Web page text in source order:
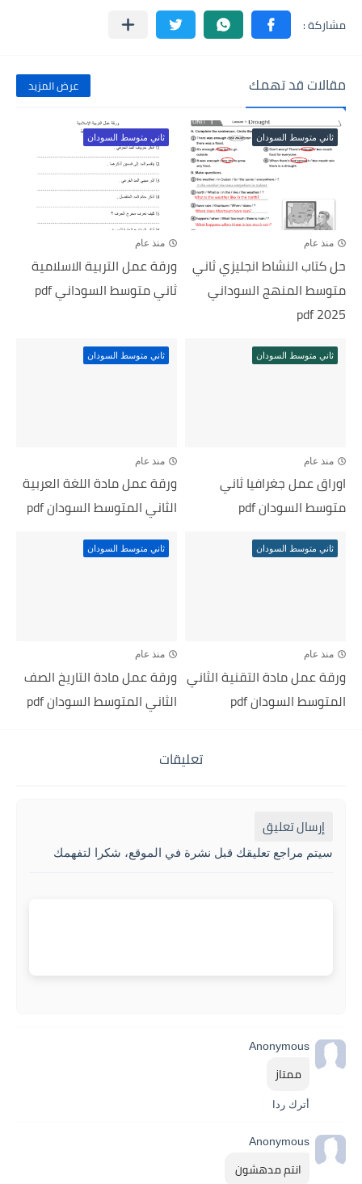
مقالات قد تهمك عرض المزيد
ثاني متوسط السودان
منذ عام
حل كتاب النشاط انجليزي ثاني
متوسط المنهج السوداني
2025 pdf
ثاني متوسط السودان
منذ عام
ورقة عمل التربية الاسلامية
ثاني متوسط السوداني pdf
ثاني متوسط السودان
منذ عام
اوراق عمل جغرافيا ثاني
متوسط السودان pdf
ثاني متوسط السودان
منذ عام
ورقة عمل مادة اللغة العربية
الثاني المتوسط السودان pdf
ثاني متوسط السودان
منذ عام
ورقة عمل مادة التقنية الثاني
المتوسط السودان pdf
ثاني متوسط السودان
منذ عام
ورقة عمل مادة التاريخ الصف
الثاني المتوسط السودان pdf
تعليقات
إرسال تعليق
سيتم مراجع تعليقك قبل نشرة في الموقع، شكرا لتفهمك
Anonymous
ممتاز
أترك ردا
Anonymous
انتم مدهشون